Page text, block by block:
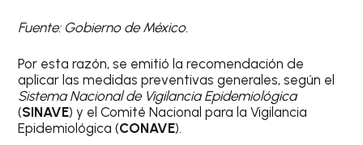
Fuente: Gobierno de México.
Por esta razón, se emitió la recomendación de
aplicar las medidas preventivas generales, según el
Sistema Nacional de Vigilancia Epidemiológica
(SINAVE) y el Comité Nacional para la Vigilancia
Epidemiológica (CONAVE).